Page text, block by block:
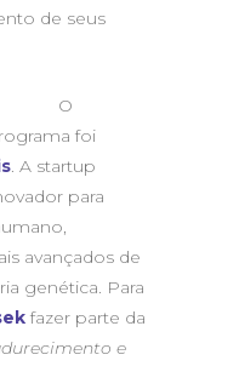
de seus
O
foi
. A startup
para
avançados de
genética. Para
fazer parte da
e